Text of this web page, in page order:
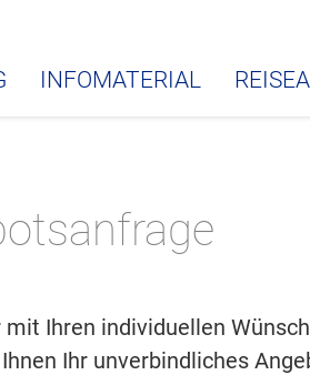
INFOMATERIAL
Ihren individuellen
Ihr unverbindliches